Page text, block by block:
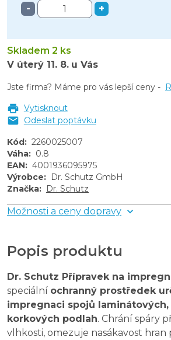
- +
Skladem 2 ks
V úterý 11. 8. u Vás
Jste firma? Máme pro vás lepší ceny -
Vytisknout
Odeslat poptávku
Kód: 2260025007
Váha: 0.8
EAN: 4001936095975
Výrobce: Dr. Schutz GmbH
Značka: Dr. Schutz
Možnosti a ceny dopravy
Popis produktu
Dr. Schutz Přípravek na
speciální ochranný prostředek
impregnaci spojů
korkových podlah. Chrání spáry
vlhkosti, omezuje nasákavost hran